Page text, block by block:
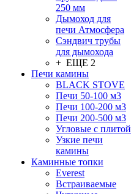
250 мм
Дымоход для
печи Атмосфера
Сэндвич трубы
для дымохода
+ ЕЩЕ 2
Печи камины
BLACK STOVE
Печи 50-100 м3
Печи 100-200 м3
Печи 200-500 м3
Угловые с плитой
Узкие печи
камины
Каминные топки
Everest
Встраиваемые